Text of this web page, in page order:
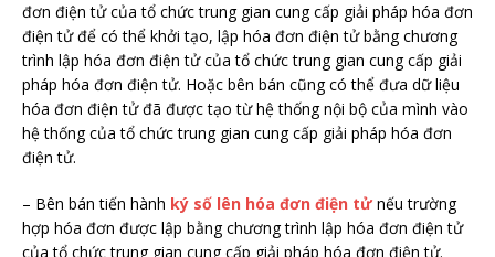
đơn điện tử của tổ chức trung gian cung cấp giải pháp hóa đơn
điện tử để có thể khởi tạo, lập hóa đơn điện tử bằng chương
trình lập hóa đơn điện tử của tổ chức trung gian cung cấp giải
pháp hóa đơn điện tử. Hoặc bên bán cũng có thể đưa dữ liệu
hóa đơn điện tử đã được tạo từ hệ thống nội bộ của mình vào
hệ thống của tổ chức trung gian cung cấp giải pháp hóa đơn
điện tử.
– Bên bán tiến hành ký số lên hóa đơn điện tửnếu trường
hợp hóa đơn được lập bằng chương trình lập hóa đơn điện tử
của tổ chức trung gian cung cấp giải pháp hóa đơn điện tử.